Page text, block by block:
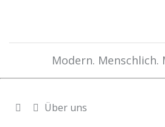
Modern.
Über uns